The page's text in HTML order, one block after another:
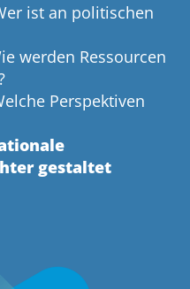
ist an politischen
werden Ressourcen
Perspektiven
gestaltet